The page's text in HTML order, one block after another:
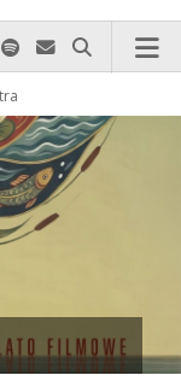
zadzwoń
u
na Xnas na Instagram-ie
Odwiedź nas na TikTok-u
Szukaj nas na Spotify
Wyślij do nas
Szukaj